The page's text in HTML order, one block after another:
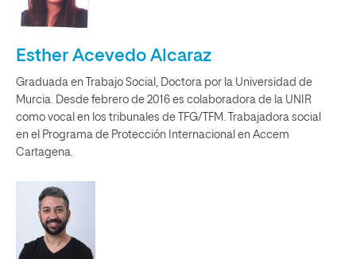
Esther Acevedo Alcaraz
Graduada en Trabajo Social, Doctora por la Universidad de
Murcia. Desde febrero de 2016 es colaboradora de la UNIR
como vocal en los tribunales de TFG/TFM. Trabajadora social
en el Programa de Protección Internacional en Accem
Cartagena.